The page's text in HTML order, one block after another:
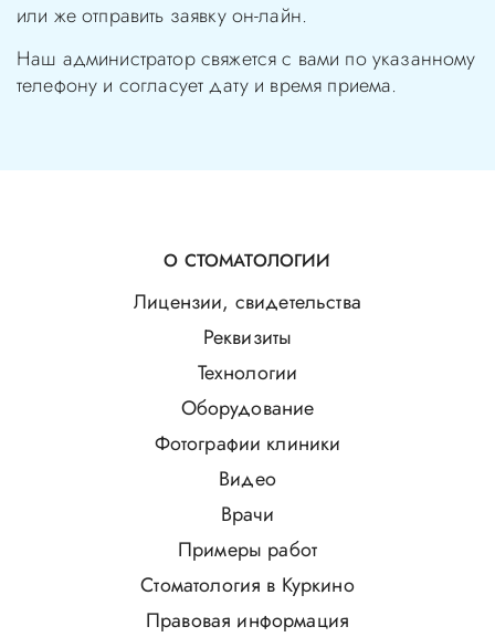
или же отправить заявку он-лайн.
Наш администратор свяжется с вами по указанному
телефону и согласует дату и время приема.
О СТОМАТОЛОГИИ
Лицензии, свидетельства
Реквизиты
Технологии
Оборудование
Фотографии клиники
Видео
Врачи
Примеры работ
Стоматология в Куркино
Правовая информация